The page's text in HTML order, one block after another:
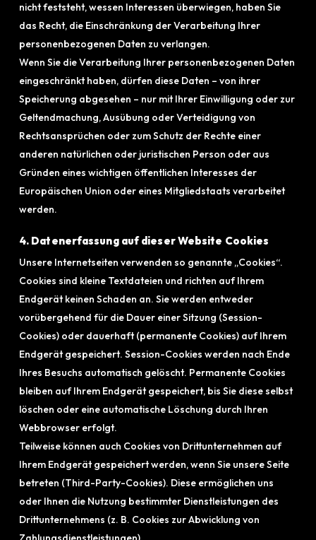
nicht feststeht, wessen Interessen überwiegen, haben Sie
das Recht, die Einschränkung der Verarbeitung Ihrer
personenbezogenen Daten zu verlangen.
Wenn Sie die Verarbeitung Ihrer personenbezogenen Daten
eingeschränkt haben, dürfen diese Daten – von ihrer
Speicherung abgesehen – nur mit Ihrer Einwilligung oder zur
Geltendmachung, Ausübung oder Verteidigung von
Rechtsansprüchen oder zum Schutz der Rechte einer
anderen natürlichen oder juristischen Person oder aus
Gründen eines wichtigen öffentlichen Interesses der
Europäischen Union oder eines Mitgliedstaats verarbeitet
werden.
4. Datenerfassung auf dieser Website Cookies
Unsere Internetseiten verwenden so genannte „Cookies“.
Cookies sind kleine Textdateien und richten auf Ihrem
Endgerät keinen Schaden an. Sie werden entweder
vorübergehend für die Dauer einer Sitzung (Session-
Cookies) oder dauerhaft (permanente Cookies) auf Ihrem
Endgerät gespeichert. Session-Cookies werden nach Ende
Ihres Besuchs automatisch gelöscht. Permanente Cookies
bleiben auf Ihrem Endgerät gespeichert, bis Sie diese selbst
löschen oder eine automatische Löschung durch Ihren
Webbrowser erfolgt.
Teilweise können auch Cookies von Drittunternehmen auf
Ihrem Endgerät gespeichert werden, wenn Sie unsere Seite
betreten (Third-Party-Cookies). Diese ermöglichen uns
oder Ihnen die Nutzung bestimmter Dienstleistungen des
Drittunternehmens (z. B. Cookies zur Abwicklung von